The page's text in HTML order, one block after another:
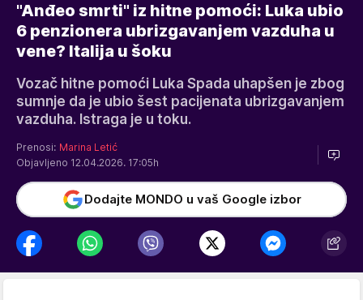
"Anđeo smrti" iz hitne pomoći: Luka ubio
6 penzionera ubrizgavanjem vazduha u
vene? Italija u šoku
Vozač hitne pomoći Luka Spada uhapšen je zbog
sumnje da je ubio šest pacijenata ubrizgavanjem
vazduha. Istraga je u toku.
Prenosi: Marina Letić
Objavljeno 12.04.2026. 17:05h
Dodajte MONDO u vaš Google izbor